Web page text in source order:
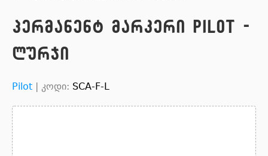
პერმანენტ მარკერი Pilot -
ლურჯი
Pilot | კოდი: SCA-F-L